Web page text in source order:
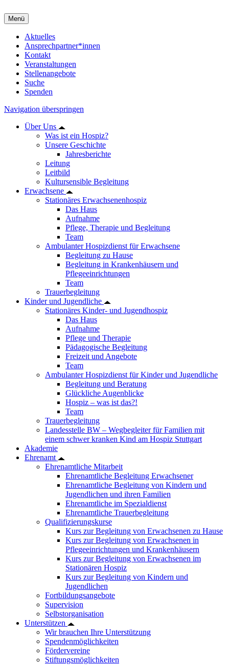
Menü
Aktuelles
Ansprechpartner*innen
Kontakt
Veranstaltungen
Stellenangebote
Suche
Spenden
Navigation überspringen
Über Uns
Was ist ein Hospiz?
Unsere Geschichte
Jahresberichte
Leitung
Leitbild
Kultursensible Begleitung
Erwachsene
Stationäres Erwachsenenhospiz
Das Haus
Aufnahme
Pflege, Therapie und Begleitung
Team
Ambulanter Hospizdienst für Erwachsene
Begleitung zu Hause
Begleitung in Krankenhäusern und
Pflegeeinrichtungen
Team
Trauerbegleitung
Kinder und Jugendliche
Stationäres Kinder- und Jugendhospiz
Das Haus
Aufnahme
Pflege und Therapie
Pädagogische Begleitung
Freizeit und Angebote
Team
Ambulanter Hospizdienst für Kinder und Jugendliche
Begleitung und Beratung
Glückliche Augenblicke
Hospiz – was ist das?!
Team
Trauerbegleitung
Landesstelle BW – Wegbegleiter für Familien mit
einem schwer kranken Kind am Hospiz Stuttgart
Akademie
Ehrenamt
Ehrenamtliche Mitarbeit
Ehrenamtliche Begleitung Erwachsener
Ehrenamtliche Begleitung von Kindern und
Jugendlichen und ihren Familien
Ehrenamtliche im Spezialdienst
Ehrenamtliche Trauerbegleitung
Qualifizierungskurse
Kurs zur Begleitung von Erwachsenen zu Hause
Kurs zur Begleitung von Erwachsenen in
Pflegeeinrichtungen und Krankenhäusern
Kurs zur Begleitung von Erwachsenen im
Stationären Hospiz
Kurs zur Begleitung von Kindern und
Jugendlichen
Fortbildungsangebote
Supervision
Selbstorganisation
Unterstützen
Wir brauchen Ihre Unterstützung
Spendenmöglichkeiten
Fördervereine
Stiftungsmöglichkeiten